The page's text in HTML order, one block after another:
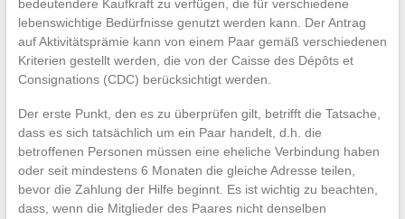
bedeutendere Kaufkraft zu verfügen, die für verschiedene
lebenswichtige Bedürfnisse genutzt werden kann. Der Antrag
auf Aktivitätsprämie kann von einem Paar gemäß verschiedenen
Kriterien gestellt werden, die von der Caisse des Dépôts et
Consignations (CDC) berücksichtigt werden.
Der erste Punkt, den es zu überprüfen gilt, betrifft die Tatsache,
dass es sich tatsächlich um ein Paar handelt, d.h. die
betroffenen Personen müssen eine eheliche Verbindung haben
oder seit mindestens 6 Monaten die gleiche Adresse teilen,
bevor die Zahlung der Hilfe beginnt. Es ist wichtig zu beachten,
dass, wenn die Mitglieder des Paares nicht denselben